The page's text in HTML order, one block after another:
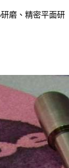
磨、精密平面研